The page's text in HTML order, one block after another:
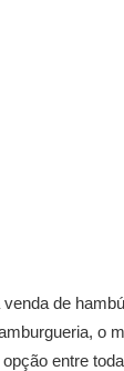
de
o
entre